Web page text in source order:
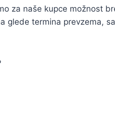
za naše kupce možnost
glede termina prevzema,